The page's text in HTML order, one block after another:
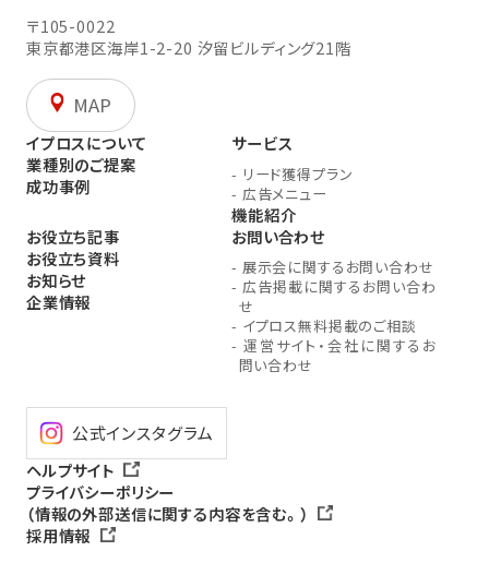
〒105-0022
東京都港区海岸1-2-20 汐留ビルディング21階
MAP
イプロスについて
業種別のご提案
成功事例
サービス
- リード獲得プラン
- 広告メニュー
機能紹介
お役立ち記事
お役立ち資料
お知らせ
企業情報
お問い合わせ
- 展示会に関するお問い合わせ
- 広告掲載に関するお問い合わ
せ
- イプロス無料掲載のご相談
- 運営サイト・会社に関するお
問い合わせ
公式インスタグラム
ヘルプサイト
プライバシーポリシー
（情報の外部送信に関する内容を含む。）
採用情報